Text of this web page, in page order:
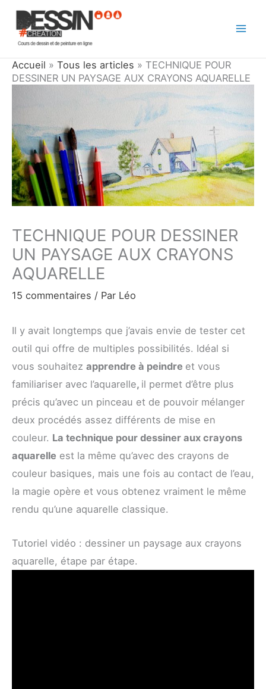
Aller
contenu
Accueil » Tous les articles » TECHNIQUE POUR
DESSINER UN PAYSAGE AUX CRAYONS AQUARELLE
TECHNIQUE POUR DESSINER
UN PAYSAGE AUX CRAYONS
AQUARELLE
15 commentaires / Par Léo
Il y avait longtemps que j’avais envie de tester cet
outil qui offre de multiples possibilités. Idéal si
vous souhaitez apprendre à peindre et vous
familiariser avec l’aquarelle, il permet d’être plus
précis qu’avec un pinceau et de pouvoir mélanger
deux procédés assez différents de mise en
couleur. La technique pour dessiner aux crayons
aquarelle est la même qu’avec des crayons de
couleur basiques, mais une fois au contact de l’eau,
la magie opère et vous obtenez vraiment le même
rendu qu’une aquarelle classique.
Tutoriel vidéo : dessiner un paysage aux crayons
aquarelle, étape par étape.